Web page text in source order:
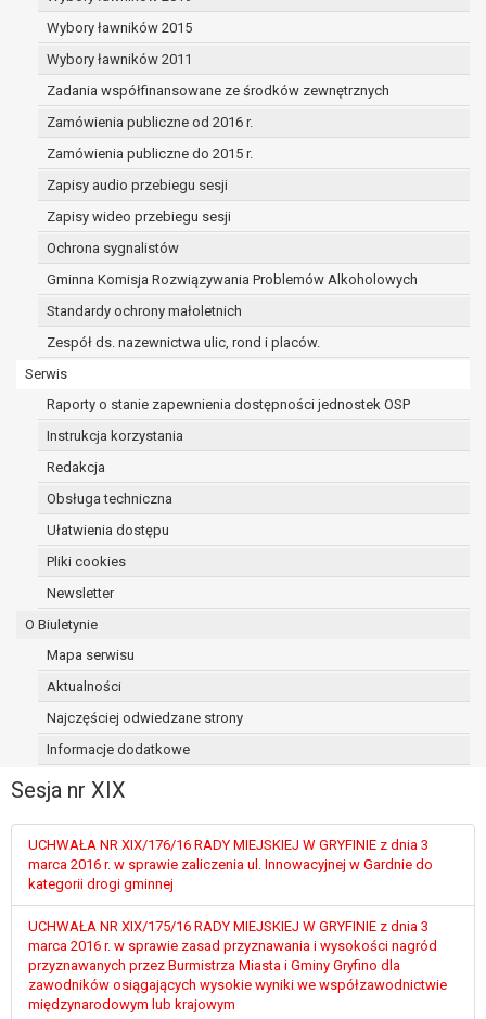
Wybory ławników 2015
Wybory ławników 2011
Zadania współfinansowane ze środków zewnętrznych
Zamówienia publiczne od 2016 r.
Zamówienia publiczne do 2015 r.
Zapisy audio przebiegu sesji
Zapisy wideo przebiegu sesji
Ochrona sygnalistów
Gminna Komisja Rozwiązywania Problemów Alkoholowych
Standardy ochrony małoletnich
Zespół ds. nazewnictwa ulic, rond i placów.
Serwis
Raporty o stanie zapewnienia dostępności jednostek OSP
Instrukcja korzystania
Redakcja
Obsługa techniczna
Ułatwienia dostępu
Pliki cookies
Newsletter
O Biuletynie
Mapa serwisu
Aktualności
Najczęściej odwiedzane strony
Informacje dodatkowe
Sesja nr XIX
UCHWAŁA NR XIX/176/16 RADY MIEJSKIEJ W GRYFINIE z dnia 3
marca 2016 r. w sprawie zaliczenia ul. Innowacyjnej w Gardnie do
kategorii drogi gminnej
UCHWAŁA NR XIX/175/16 RADY MIEJSKIEJ W GRYFINIE z dnia 3
marca 2016 r. w sprawie zasad przyznawania i wysokości nagród
przyznawanych przez Burmistrza Miasta i Gminy Gryfino dla
zawodników osiągających wysokie wyniki we współzawodnictwie
międzynarodowym lub krajowym
celu wywiązania się z obowiązku
prawo do żądania ograniczenia
przetwarzania danych osobowych na
podstawie art. 18 RODO, w przypadku gdy:
osoba, której dane dotyczą
kwestionuje prawidłowość danych
osobowych – na okres pozwalający
administratorowi sprawdzić
przetwarzanie danych jest niezgodne
z prawem, a osoba, której dane
dotyczą, sprzeciwia się usunięciu
danych, żądając w zamian ich
ograniczenia,
danych dla swoich celów, ale osoba,
której dane dotyczą, potrzebuje ich do
ustalenia, obrony lub dochodzenia
roszczeń,
osoba, której dane dotyczą, wniosła
sprzeciw wobec przetwarzania
danych - do czasu ustalenia czy
prawnie uzasadnione podstawy po
podstawie art. 20 RODO, w przypadku gdy
przetwarzanie danych odbywa się na
której dane dotyczą lub na podstawie
zautomatyzowany;
prawo sprzeciwu wobec przetwarzania
danych na podstawie art. 21 RODO, wobec
przetwarzania danych osobowych, którego
podstawą prawną jest:
niezbędność przetwarzania do
wykonania zadania realizowanego w
interesie publicznym lub w ramach